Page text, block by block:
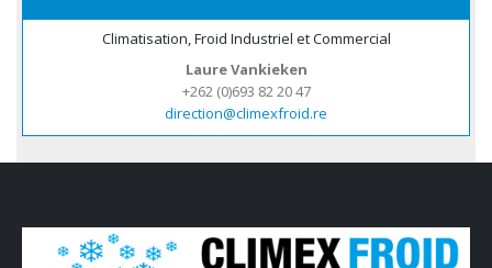
Climatisation, Froid Industriel et Commercial
Laure Vankieken
+262 (0)693 82 20 47
direction@climexfroid.re